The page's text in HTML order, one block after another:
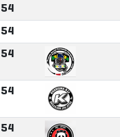
54
54
54
54
54